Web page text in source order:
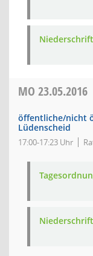
MO 23.05.2016
öffentliche/nicht
Lüdenscheid
17:00-17:23 Uhr